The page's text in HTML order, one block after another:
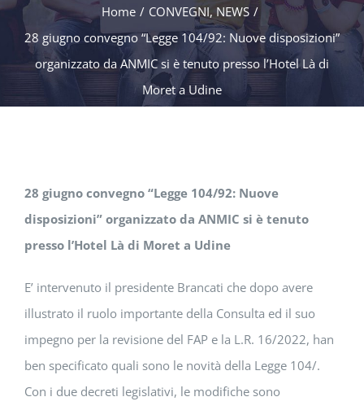
Home / CONVEGNI, NEWS /
28 giugno convegno “Legge 104/92: Nuove disposizioni”
organizzato da ANMIC si è tenuto presso l’Hotel Là di
Moret a Udine
28 giugno convegno “Legge 104/92: Nuove
disposizioni” organizzato da ANMIC si è tenuto
presso l’Hotel Là di Moret a Udine
E’ intervenuto il presidente Brancati che dopo avere
illustrato il ruolo importante della Consulta ed il suo
impegno per la revisione del FAP e la L.R. 16/2022, han
ben specificato quali sono le novità della Legge 104/.
Con i due decreti legislativi, le modifiche sono